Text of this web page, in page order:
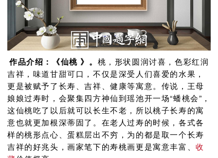
作品介绍：《仙桃 》 。 桃，形状圆润讨喜，色彩红润
吉祥，味道甘甜可口，不仅是深受人们喜爱的水果，
更是被赋予了长寿、吉祥、健康等寓意。传说，王母
娘娘过寿时，会聚集四方神仙到瑶池开一场“蟠桃会”，
这仙桃吃了以后就可以长生不老，所以桃子长寿的寓
意也就更加根深蒂固了。在老人过寿的时候，各式各
样的桃形点心、蛋糕层出不穷，为的都是取一个长寿
吉祥的好兆头，画家笔下的寿桃画更是寓意丰富、收